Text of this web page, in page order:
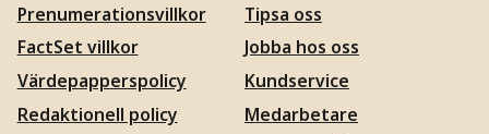
Prenumerationsvillkor
FactSet villkor
Värdepapperspolicy
Redaktionell policy
Tipsa oss
Jobba hos oss
Kundservice
Medarbetare